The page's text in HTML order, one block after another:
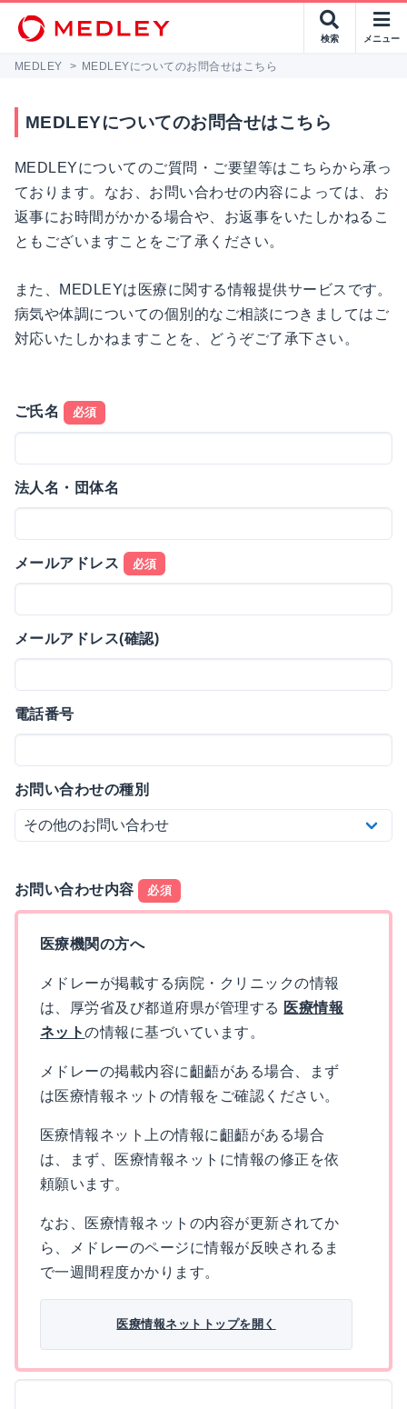
検索 メニュー
MEDLEY > MEDLEYについてのお問合せはこちら
MEDLEYについてのお問合せはこちら
MEDLEYについてのご質問・ご要望等はこちらから承っ
ております。なお、お問い合わせの内容によっては、お
返事にお時間がかかる場合や、お返事をいたしかねるこ
ともございますことをご了承ください。
また、MEDLEYは医療に関する情報提供サービスです。
病気や体調についての個別的なご相談につきましてはご
対応いたしかねますことを、どうぞご了承下さい。
ご氏名 必須
法人名・団体名
メールアドレス 必須
メールアドレス(確認)
電話番号
お問い合わせの種別
お問い合わせ内容 必須
医療機関の方へ
メドレーが掲載する病院・クリニックの情報
は、厚労省及び都道府県が管理する 医療情報
ネットの情報に基づいています。
メドレーの掲載内容に齟齬がある場合、まず
は医療情報ネットの情報をご確認ください。
医療情報ネット上の情報に齟齬がある場合
は、まず、医療情報ネットに情報の修正を依
頼願います。
なお、医療情報ネットの内容が更新されてか
ら、メドレーのページに情報が反映されるま
で一週間程度かかります。
医療情報ネットトップを開く